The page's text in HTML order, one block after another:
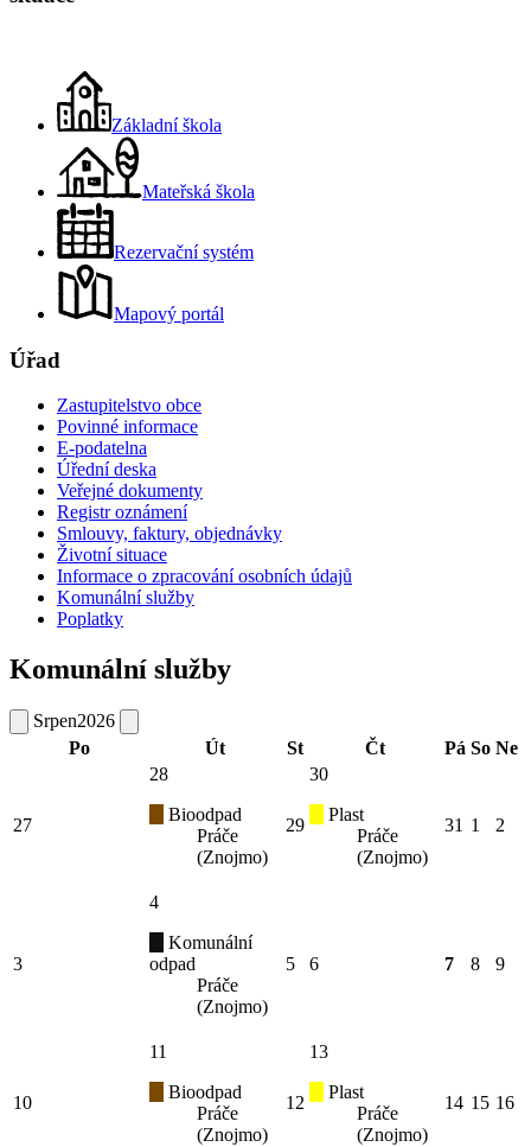
Základní škola
Mateřská škola
Rezervační systém
Mapový portál
Úřad
Zastupitelstvo obce
Povinné informace
E-podatelna
Úřední deska
Veřejné dokumenty
Registr oznámení
Smlouvy, faktury, objednávky
Životní situace
Informace o zpracování osobních údajů
Komunální služby
Poplatky
Komunální služby
Srpen2026
Po
Út St Čt Pá So Ne
27
28
Bioodpad
Práče
(Znojmo)
29
30
Plast
Práče
(Znojmo)
31 1 2
3
4
Komunální
odpad
Práče
(Znojmo)
5 6 7 8 9
10
11
Bioodpad
Práče
(Znojmo)
12
13
Plast
Práče
(Znojmo)
14 15 16